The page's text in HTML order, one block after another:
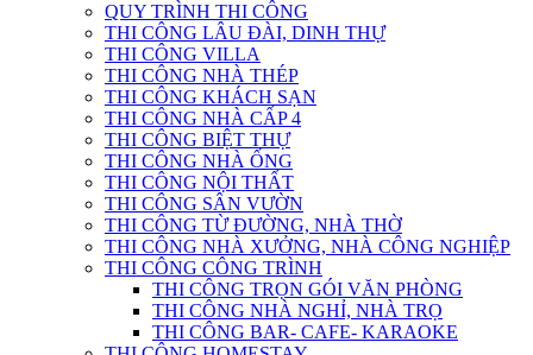
QUY TRÌNH THI CÔNG
THI CÔNG LÂU ĐÀI, DINH THỰ
THI CÔNG VILLA
THI CÔNG NHÀ THÉP
THI CÔNG KHÁCH SẠN
THI CÔNG NHÀ CẤP 4
THI CÔNG BIỆT THỰ
THI CÔNG NHÀ ỐNG
THI CÔNG NỘI THẤT
THI CÔNG SÂN VƯỜN
THI CÔNG TỪ ĐƯỜNG, NHÀ THỜ
THI CÔNG NHÀ XƯỞNG, NHÀ CÔNG NGHIỆP
THI CÔNG CÔNG TRÌNH
THI CÔNG TRỌN GÓI VĂN PHÒNG
THI CÔNG NHÀ NGHỈ, NHÀ TRỌ
THI CÔNG BAR- CAFE- KARAOKE